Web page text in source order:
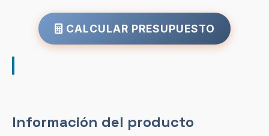
CALCULAR PRESUPUESTO
Información del producto